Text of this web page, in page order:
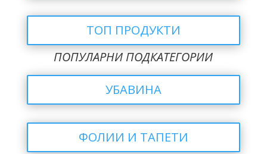
ТОП ПРОДУКТИ
ПОПУЛАРНИ ПОДКАТЕГОРИИ
УБАВИНА
ФОЛИИ И ТАПЕТИ